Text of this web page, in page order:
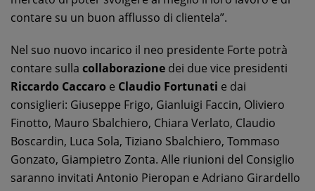
contare su un buon afflusso di clientela”.
Nel suo nuovo incarico il neo presidente Forte potrà
contare sulla collaborazione dei due vice presidenti
Riccardo Caccaro e Claudio Fortunati e dai
consiglieri: Giuseppe Frigo, Gianluigi Faccin, Oliviero
Finotto, Mauro Sbalchiero, Chiara Verlato, Claudio
Boscardin, Luca Sola, Tiziano Sbalchiero, Tommaso
Gonzato, Giampietro Zonta. Alle riunioni del Consiglio
saranno invitati Antonio Pieropan e Adriano Girardello